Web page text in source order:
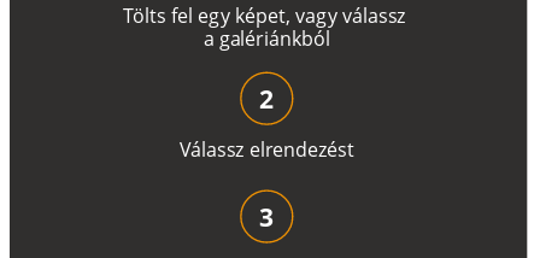
Tölts fel egy képet, vagyválassz
a galériánkból
Válassz elrendezést
2
3